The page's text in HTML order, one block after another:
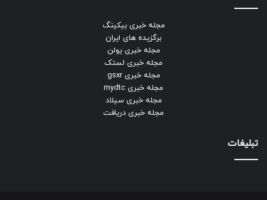
مجله خبری بیکینگ
برگزیده های ایران
مجله خبری یولن
مجله خبری لستک
مجله خبری gsxr
مجله خبری mydtc
مجله خبری سیلاد
مجله خبری دریافت
تبلیغات